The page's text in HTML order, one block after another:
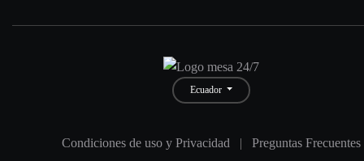
Ecuador
Condiciones de uso y Privacidad | Preguntas Frecuentes